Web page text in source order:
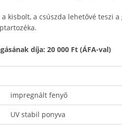
kisbolt, a csúszda lehetővé teszi
díja: 20 000 Ft (ÁFA-val)
impregnált fenyő
UV stabil ponyva